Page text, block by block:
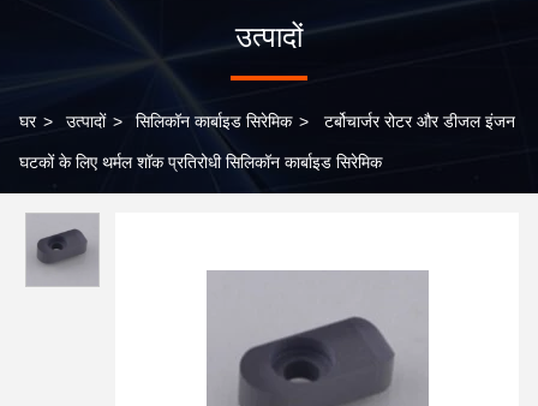
उत्पादों
घर > उत्पादों > सिलिकॉन कार्बाइड सिरेमिक > टर्बोचार्जर रोटर और डीजल इंजन
घटकों के लिए थर्मल शॉक प्रतिरोधी सिलिकॉन कार्बाइड सिरेमिक